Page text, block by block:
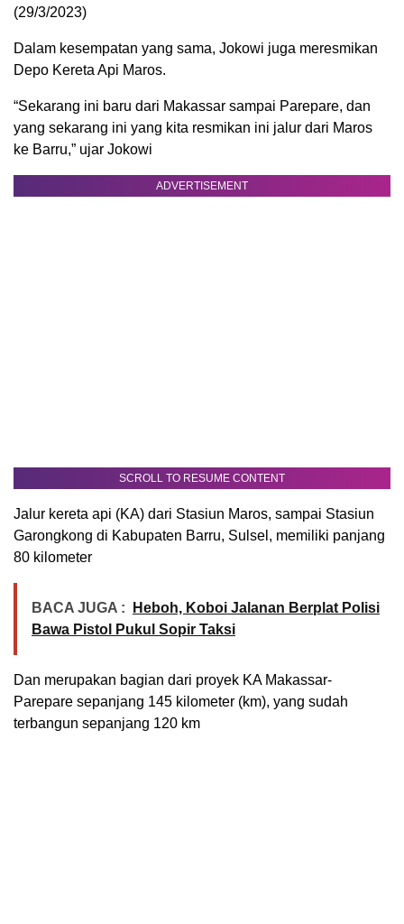
(29/3/2023)
Dalam kesempatan yang sama, Jokowi juga meresmikan
Depo Kereta Api Maros.
“Sekarang ini baru dari Makassar sampai Parepare, dan
yang sekarang ini yang kita resmikan ini jalur dari Maros
ke Barru,” ujar Jokowi
ADVERTISEMENT
SCROLL TO RESUME CONTENT
Jalur kereta api (KA) dari Stasiun Maros, sampai Stasiun
Garongkong di Kabupaten Barru, Sulsel, memiliki panjang
80 kilometer
BACA JUGA :
Heboh, Koboi Jalanan Berplat Polisi
Bawa Pistol Pukul Sopir Taksi
Dan merupakan bagian dari proyek KA Makassar-
Parepare sepanjang 145 kilometer (km), yang sudah
terbangun sepanjang 120 km